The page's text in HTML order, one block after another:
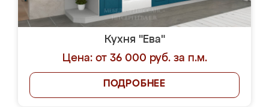
Кухня "Ева"
Цена: от 36 000 руб. за п.м.
ПОДРОБНЕЕ